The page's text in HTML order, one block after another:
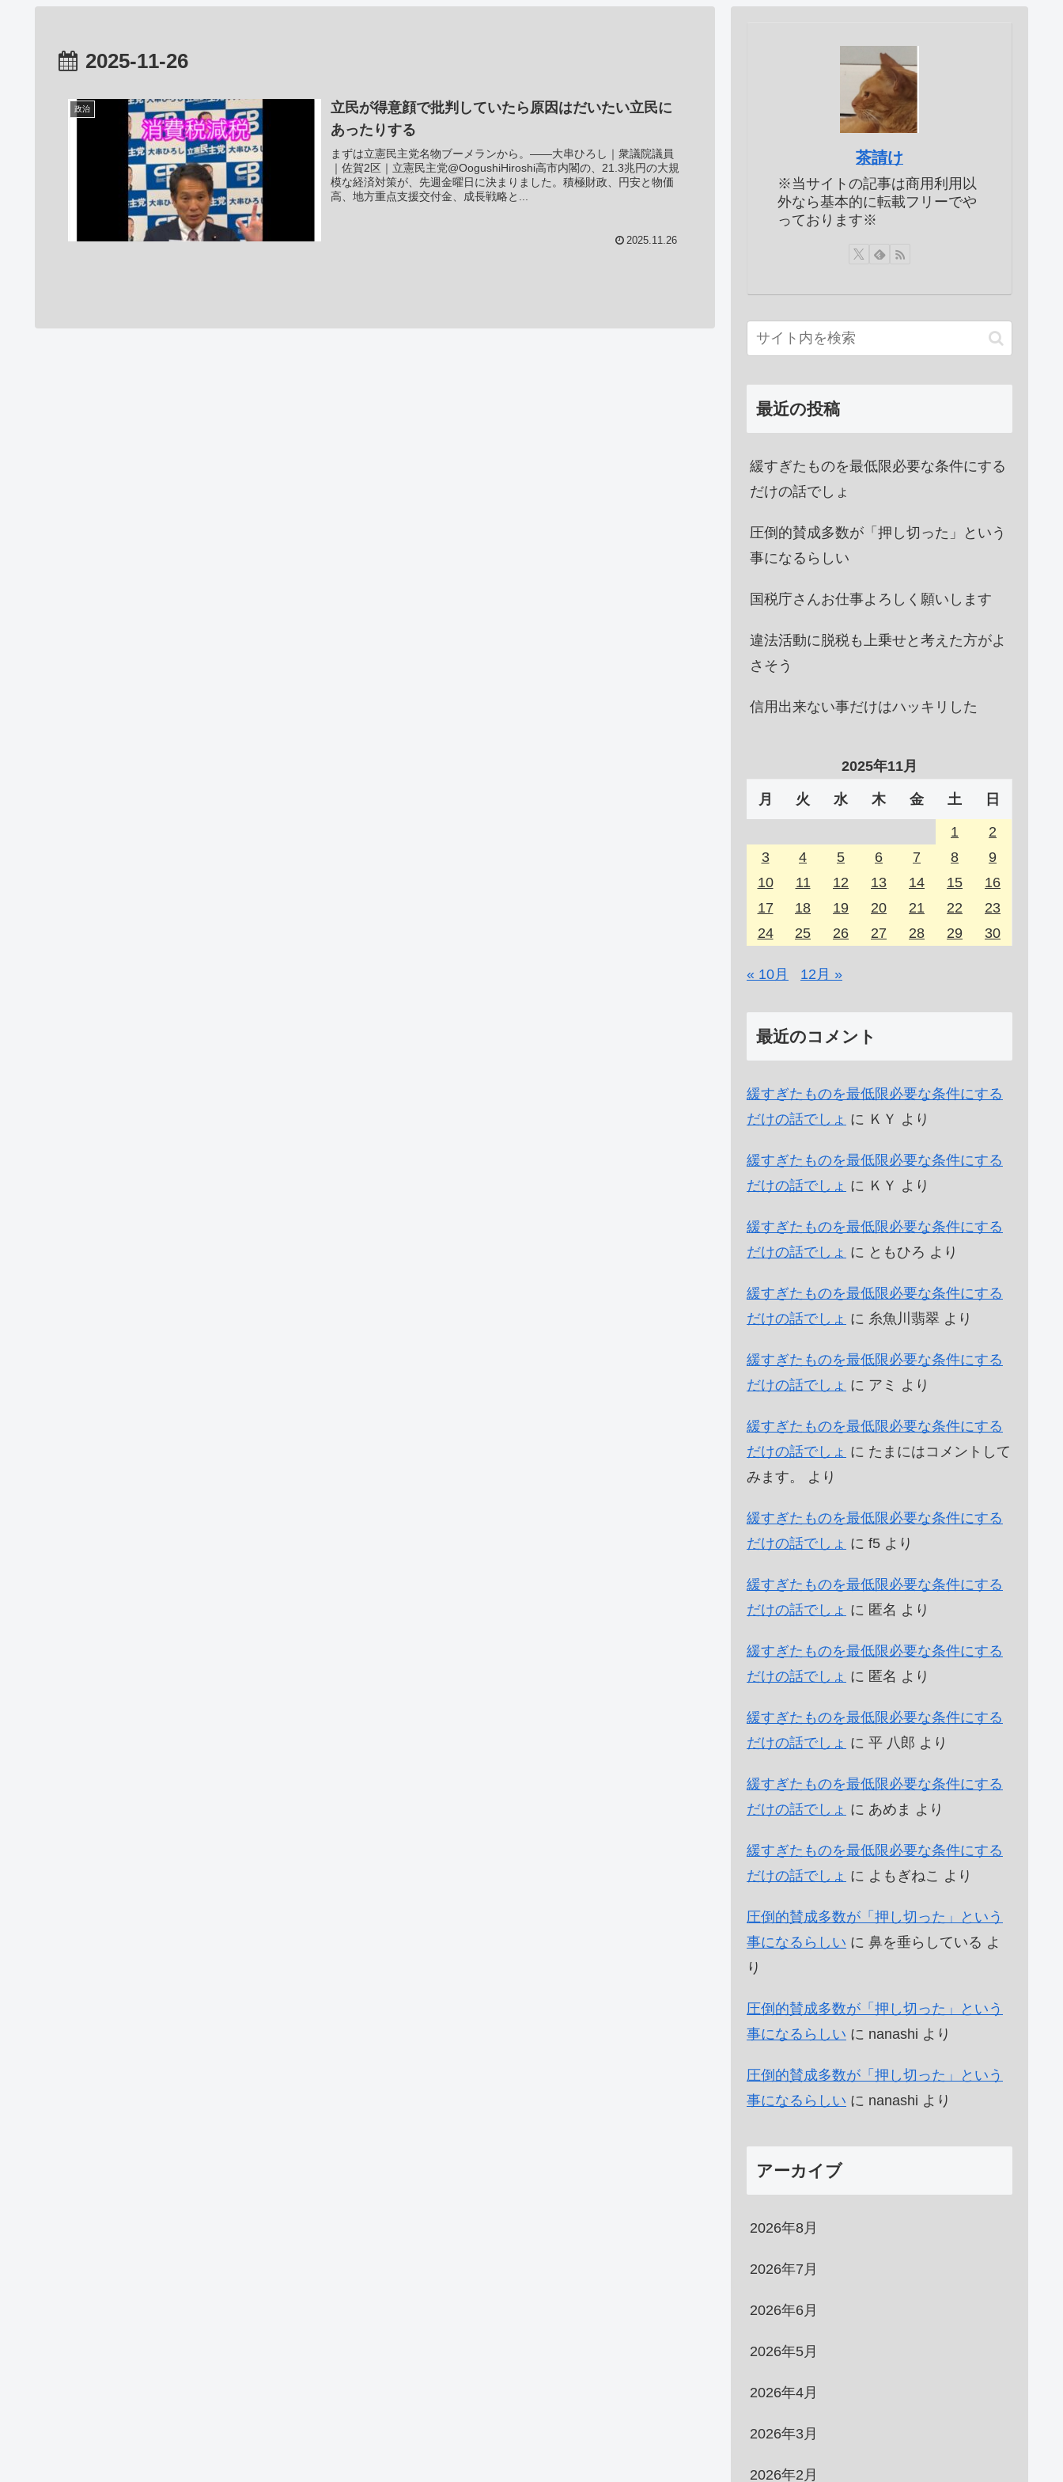
2025-11-26
政治
立民が得意顔で批判していたら原因はだいたい立民に
あったりする
まずは立憲民主党名物ブーメランから。――大串ひろし｜衆議院議員
｜佐賀2区｜立憲民主党@OogushiHiroshi高市内閣の、21.3兆円の大規
模な経済対策が、先週金曜日に決まりました。積極財政、円安と物価
高、地方重点支援交付金、成長戦略と...
2025.11.26
茶請け
※当サイトの記事は商用利用以
外なら基本的に転載フリーでや
っております※
最近の投稿
緩すぎたものを最低限必要な条件にする
だけの話でしょ
圧倒的賛成多数が「押し切った」という
事になるらしい
国税庁さんお仕事よろしく願いします
違法活動に脱税も上乗せと考えた方がよ
さそう
信用出来ない事だけはハッキリした
2025年11月
月 火 水 木 金 土 日
1
2
3
4 5 6 7 8
9
10
11 12 13 14 15
16
17
18 19 20 21 22
23
24
25 26 27 28 29 30
« 10月 12月 »
最近のコメント
緩すぎたものを最低限必要な条件にする
だけの話でしょ に ＫＹ より
緩すぎたものを最低限必要な条件にする
だけの話でしょ に ＫＹ より
緩すぎたものを最低限必要な条件にする
だけの話でしょ に ともひろ より
緩すぎたものを最低限必要な条件にする
だけの話でしょ に 糸魚川翡翠 より
緩すぎたものを最低限必要な条件にする
だけの話でしょ に アミ より
緩すぎたものを最低限必要な条件にする
だけの話でしょ に たまにはコメントして
みます。
より
緩すぎたものを最低限必要な条件にする
だけの話でしょ に f5 より
緩すぎたものを最低限必要な条件にする
だけの話でしょ に 匿名 より
緩すぎたものを最低限必要な条件にする
だけの話でしょ に 匿名 より
緩すぎたものを最低限必要な条件にする
だけの話でしょ に 平 八郎 より
緩すぎたものを最低限必要な条件にする
だけの話でしょ に あめま より
緩すぎたものを最低限必要な条件にする
だけの話でしょ に よもぎねこ より
圧倒的賛成多数が「押し切った」という
事になるらしい に 鼻を垂らしている よ
り
圧倒的賛成多数が「押し切った」という
事になるらしい に nanashi より
圧倒的賛成多数が「押し切った」という
事になるらしい に nanashi より
アーカイブ
2026年8月
2026年7月
2026年6月
2026年5月
2026年4月
2026年3月
2026年2月